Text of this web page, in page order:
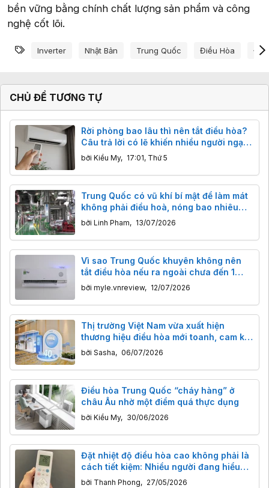
bền vững bằng chính chất lượng sản phẩm và công
nghệ cốt lõi.
Từ khóa
Inverter Nhật Bản Trung Quốc Điều Hòa
CHỦ ĐỀ TƯƠNG TỰ
Rời phòng bao lâu thì nên tắt điều hòa?
Câu trả lời có lẽ khiến nhiều người ngạc
nhiên
bởi Kiều My, 17:01, Thứ 5
Trung Quốc có vũ khí bí mật để làm mát
không phải điều hoà, nóng bao nhiêu
cũng cân được
bởi Linh Pham, 13/07/2026
Vì sao Trung Quốc khuyên không nên
tắt điều hòa nếu ra ngoài chưa đến 1
tiếng?
bởi myle.vnreview, 12/07/2026
Thị trường Việt Nam vừa xuất hiện
thương hiệu điều hòa mới toanh, cam kết
bảo hành hiếm có
bởi Sasha, 06/07/2026
Điều hòa Trung Quốc “cháy hàng” ở
châu Âu nhờ một điểm quá thực dụng
bởi Kiều My, 30/06/2026
Đặt nhiệt độ điều hòa cao không phải là
cách tiết kiệm: Nhiều người đang hiểu
sai
bởi Thanh Phong, 27/05/2026